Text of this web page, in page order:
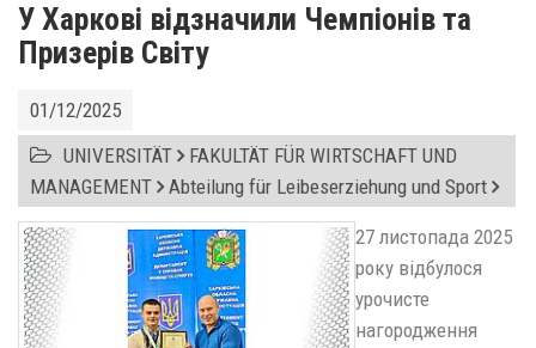
У Харкові відзначили Чемпіонів та
Призерів Світу
01/12/2025
UNIVERSITÄT FAKULTÄT FÜR WIRTSCHAFT UND
MANAGEMENT Abteilung für Leibeserziehung und Sport
27 листопада 2025
року відбулося
урочисте
нагородження